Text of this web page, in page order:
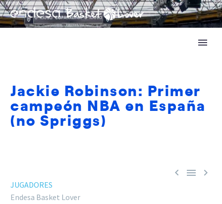
Jackie Robinson: Primer
campeón NBA en España
(no Spriggs)
  
JUGADORES
Endesa Basket Lover